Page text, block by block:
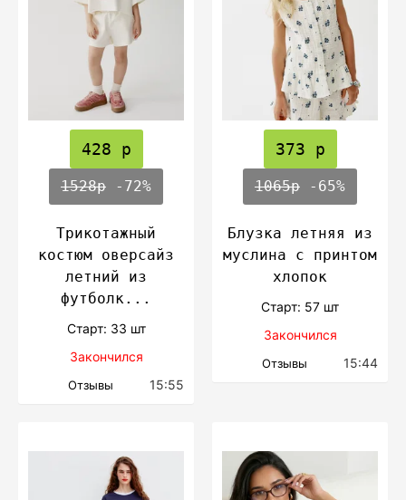
428 р
1528р -72%
Трикотажный
костюм оверсайз
летний из
футболк...
Cтарт: 33 шт
Закончился
Отзывы 15:55
373 р
1065р -65%
Блузка летняя из
муслина с принтом
хлопок
Cтарт: 57 шт
Закончился
Отзывы 15:44